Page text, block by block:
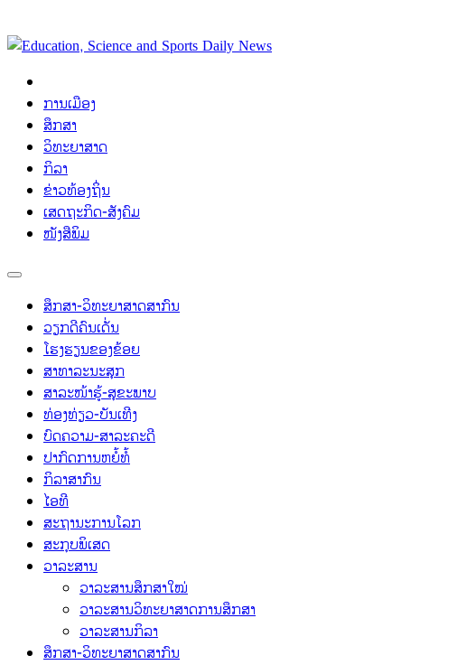
ການເມືອງ
ສຶກສາ
ວິທະຍາສາດ
ກິລາ
ຂ່າວທ້ອງຖິ່ນ
ເສດຖະກິດ-ສັງຄົມ
ໜັງສືພິມ
ສຶກສາ-ວິທະຍາສາດສາກົນ
ວຽກດີຄົນເດັ່ນ
ໂຮງຮຽນຂອງຂ້ອຍ
ສາທາລະນະສຸກ
ສາລະໜ້າຮູ້-ສຸຂະພາບ
ທ່ອງທ່ຽວ-ບັນເທີງ
ບົດຄວາມ-ສາລະຄະດີ
ປາກົດການຫຍໍ້ທໍ້
ກິລາສາກົນ
ໄອທີ
ສະຖານະການໂລກ
ສະກຸບພິເສດ
ວາລະສານ
ວາລະສານສຶກສາໃໝ່
ວາລະສານວິທະຍາສາດການສຶກສາ
ວາລະສານກິລາ
ສຶກສາ-ວິທະຍາສາດສາກົນ